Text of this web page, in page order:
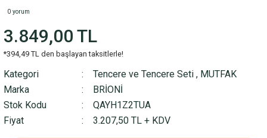
0 yorum
3.849,00 TL
*394,49 TL den başlayan taksitlerle!
Kategori Tencere ve Tencere Seti , MUTFAK
Marka
BRİONİ
Stok Kodu
QAYH1Z2TUA
Fiyat
3.207,50 TL + KDV